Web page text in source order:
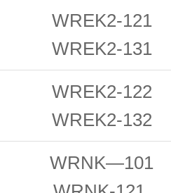
WREK2-121
WREK2-131
WREK2-122
WREK2-132
WRNK—101